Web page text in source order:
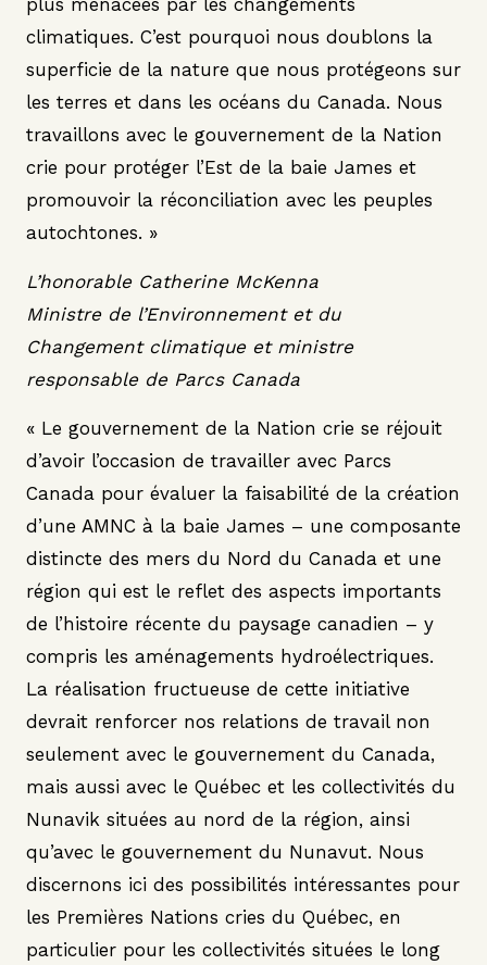
plus menacées par les changements
climatiques. C’est pourquoi nous doublons la
superficie de la nature que nous protégeons sur
les terres et dans les océans du Canada. Nous
travaillons avec le gouvernement de la Nation
crie pour protéger l’Est de la baie James et
promouvoir la réconciliation avec les peuples
autochtones. »
L’honorable Catherine McKenna
Ministre de l’Environnement et du
Changement climatique et ministre
responsable de Parcs Canada
« Le gouvernement de la Nation crie se réjouit
d’avoir l’occasion de travailler avec Parcs
Canada pour évaluer la faisabilité de la création
d’une AMNC à la baie James – une composante
distincte des mers du Nord du Canada et une
région qui est le reflet des aspects importants
de l’histoire récente du paysage canadien – y
compris les aménagements hydroélectriques.
La réalisation fructueuse de cette initiative
devrait renforcer nos relations de travail non
seulement avec le gouvernement du Canada,
mais aussi avec le Québec et les collectivités du
Nunavik situées au nord de la région, ainsi
qu’avec le gouvernement du Nunavut. Nous
discernons ici des possibilités intéressantes pour
les Premières Nations cries du Québec, en
particulier pour les collectivités situées le long